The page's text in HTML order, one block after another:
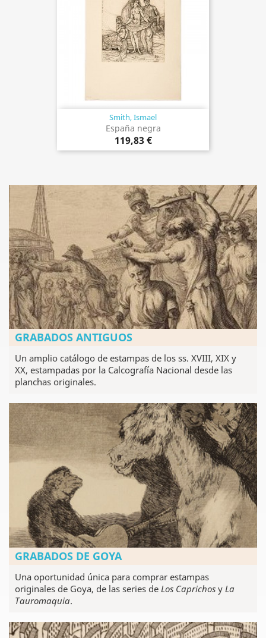
Smith, Ismael
España negra
119,83 €
GRABADOS ANTIGUOS
Un amplio catálogo de estampas de los ss. XVIII, XIX y
XX, estampadas por la Calcografía Nacional desde las
planchas originales.
GRABADOS DE GOYA
Una oportunidad única para comprar estampas
originales de Goya, de las series de Los Caprichos y La
Tauromaquia.